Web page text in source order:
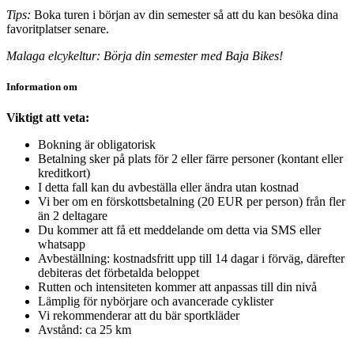
Tips: Boka turen i början av din semester så att du kan besöka dina
favoritplatser senare.
Malaga elcykeltur: Börja din semester med Baja Bikes!
Information om
Viktigt att veta:
Bokning är obligatorisk
Betalning sker på plats för 2 eller färre personer (kontant eller
kreditkort)
I detta fall kan du avbeställa eller ändra utan kostnad
Vi ber om en förskottsbetalning (20 EUR per person) från fler
än 2 deltagare
Du kommer att få ett meddelande om detta via SMS eller
whatsapp
Avbeställning: kostnadsfritt upp till 14 dagar i förväg, därefter
debiteras det förbetalda beloppet
Rutten och intensiteten kommer att anpassas till din nivå
Lämplig för nybörjare och avancerade cyklister
Vi rekommenderar att du bär sportkläder
Avstånd: ca 25 km